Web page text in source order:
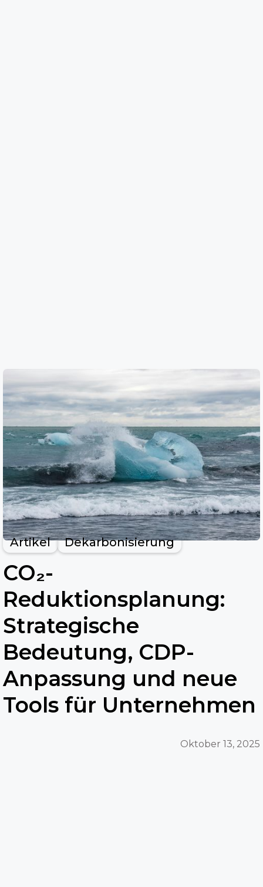
Artikel Dekarbonisierung
CO₂-
Reduktionsplanung:
Strategische
Bedeutung, CDP-
Anpassung und neue
Tools für Unternehmen
Oktober 13, 2025